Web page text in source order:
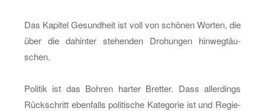
Das Ka­pi­tel Ge­sund­heit ist voll von schö­nen Wor­ten, die
über die da­hin­ter ste­hen­den Dro­hun­gen hin­weg­täu­
schen.
Po­li­tik ist das Boh­ren har­ter Bret­ter. Dass al­ler­dings
Rück­schritt eben­falls po­li­ti­sche Ka­te­go­rie ist und Re­gie­